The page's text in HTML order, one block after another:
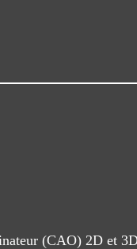
(CAO) 2D et